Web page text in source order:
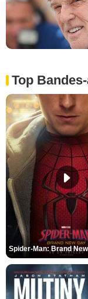
Top